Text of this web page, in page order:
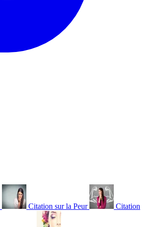
Citation sur la Peur Citation